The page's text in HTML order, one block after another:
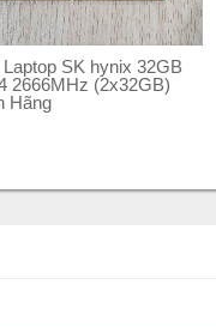
SK hynix 32GB
2666MHz (2x32GB)
Hãng